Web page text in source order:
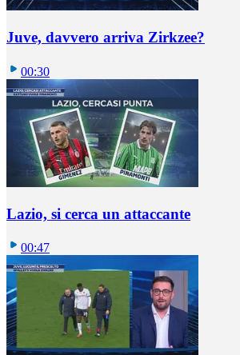
Juve, davvero arriva Zirkzee?
00:30
Lazio, si cerca un attaccante
00:47